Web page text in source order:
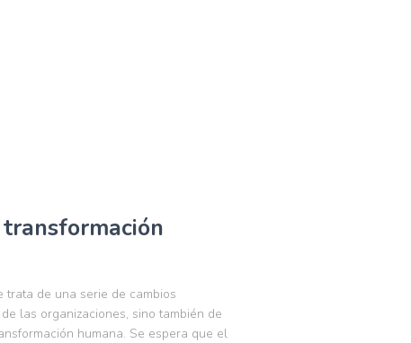
trata de una serie de cambios
las organizaciones, sino también de
humana. Se espera que el